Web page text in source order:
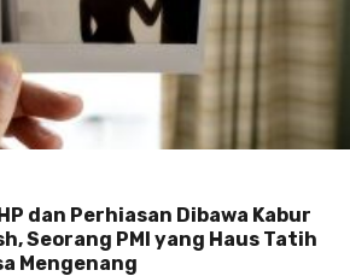
dan Perhiasan Dibawa Kabur
Seorang PMI yang Haus Tatih
Mengenang